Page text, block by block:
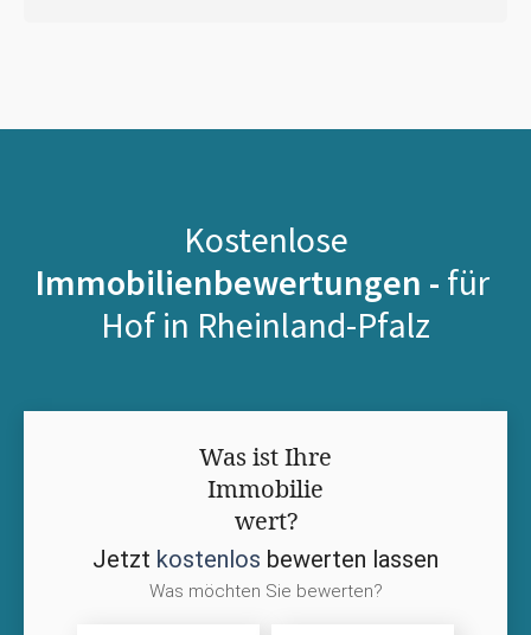
Kostenlose
Immobilienbewertungen - für
Hof in Rheinland-Pfalz
Was ist Ihre
Immobilie
wert?
Jetzt kostenlos bewerten lassen
Was möchten Sie bewerten?